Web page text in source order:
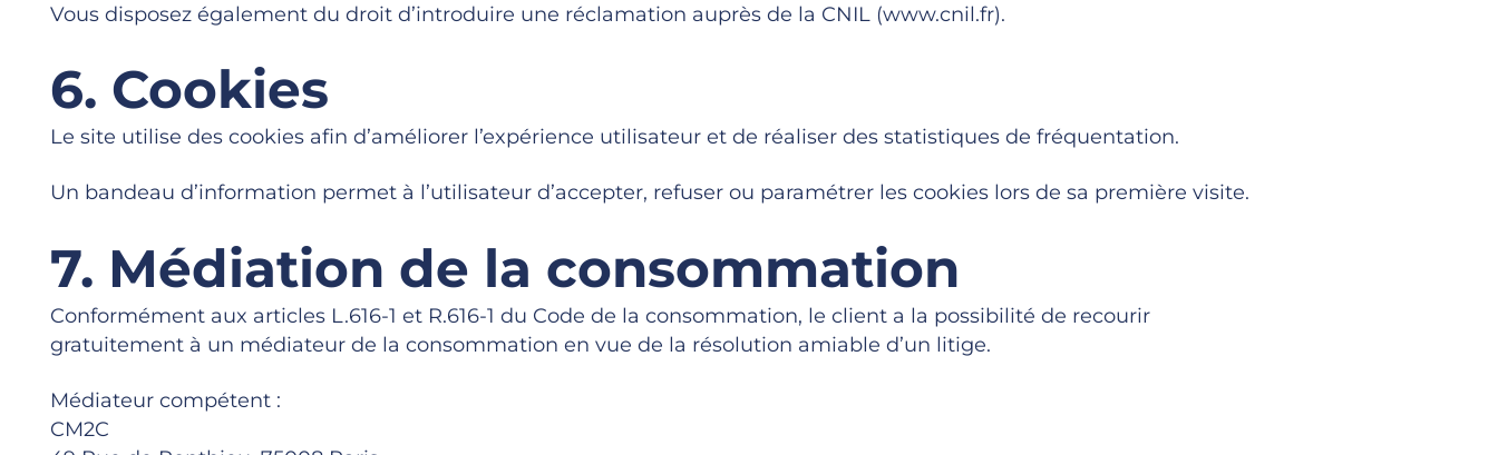
Vous disposez également du droit d’introduire une réclamation auprès de la CNIL (www.cnil.fr).
6. Cookies
Le site utilise des cookies afin d’améliorer l’expérience utilisateur et de réaliser des statistiques de fréquentation.
Un bandeau d’information permet à l’utilisateur d’accepter, refuser ou paramétrer les cookies lors de sa première visite.
7. Médiation de la consommation
Conformément aux articles L.616-1 et R.616-1 du Code de la consommation, le client a la possibilité de recourir
gratuitement à un médiateur de la consommation en vue de la résolution amiable d’un litige.
Médiateur compétent :
CM2C